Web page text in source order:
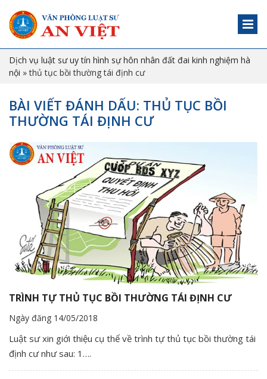
Dịch vụ luật sư uy tín hình sự hôn nhân đất đai kinh nghiệm hà
nội »thủ tục bồi thường tái định cư
BÀI VIẾT ĐÁNH DẤU: THỦ TỤC BỒI
THƯỜNG TÁI ĐỊNH CƯ
TRÌNH TỰ THỦ TỤC BỒI THƯỜNG TÁI ĐỊNH CƯ
Ngày đăng 14/05/2018
Luật sư xin giới thiệu cụ thể về trình tự thủ tục bồi thường tái
định cư như sau: 1….